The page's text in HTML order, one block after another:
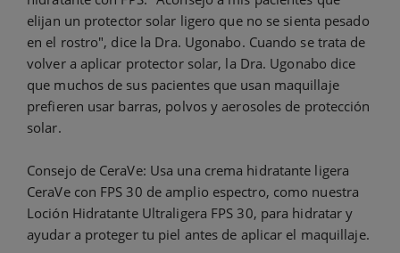
elijan un protector solar ligero que no se sienta pesado
en el rostro", dice la Dra. Ugonabo. Cuando se trata de
volver a aplicar protector solar, la Dra. Ugonabo dice
que muchos de sus pacientes que usan maquillaje
prefieren usar barras, polvos y aerosoles de protección
solar.
Consejo de CeraVe: Usa una crema hidratante ligera
CeraVe con FPS 30 de amplio espectro, como nuestra
Loción Hidratante Ultraligera FPS 30, para hidratar y
ayudar a proteger tu piel antes de aplicar el maquillaje.